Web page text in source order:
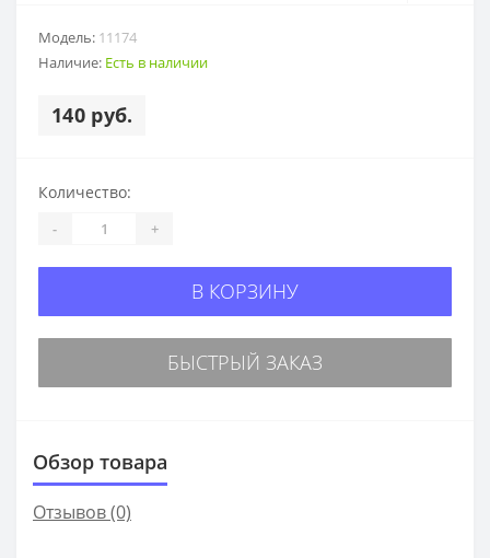
Модель: 11174
Наличие: Есть в наличии
140 руб.
Количество:
- +
В КОРЗИНУ
БЫСТРЫЙ ЗАКАЗ
Обзор товара
Отзывов (0)